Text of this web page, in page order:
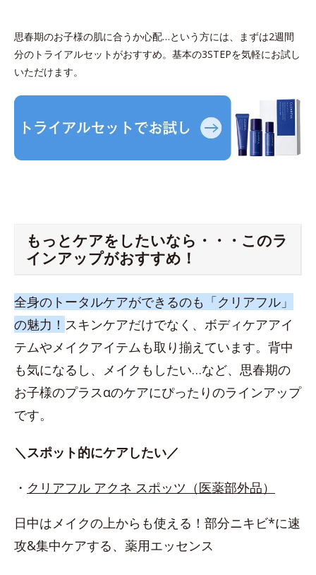
思春期のお子様の肌に合うか心配…という方には、まずは2週間
分のトライアルセットがおすすめ。基本の3STEPを気軽にお試し
いただけます。
もっとケアをしたいなら・・・このラ
インアップがおすすめ！
全身のトータルケアができるのも「クリアフル」
の魅力！ スキンケアだけでなく、ボディケアアイ
テムやメイクアイテムも取り揃えています。背中
も気になるし、メイクもしたい…など、思春期の
お子様のプラスαのケアにぴったりのラインアップ
です。
＼スポット的にケアしたい／
・ クリアフル アクネ スポッツ（医薬部外品）
日中はメイクの上からも使える！部分ニキビ*に速
攻&集中ケアする、薬用エッセンス